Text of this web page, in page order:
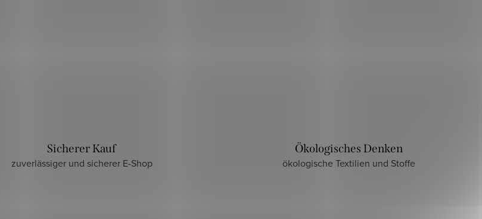
Sicherer Kauf
zuverlässiger und sicherer E-Shop
Ökologisches Denken
ökologische Textilien und Stoffe